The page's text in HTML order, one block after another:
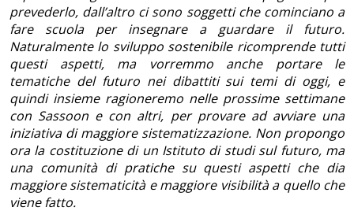
prevederlo, dall’altro ci sono soggetti che cominciano a
fare scuola per insegnare a guardare il futuro.
Naturalmente lo sviluppo sostenibile ricomprende tutti
questi aspetti, ma vorremmo anche portare le
tematiche del futuro nei dibattiti sui temi di oggi, e
quindi insieme ragioneremo nelle prossime settimane
con Sassoon e con altri, per provare ad avviare una
iniziativa di maggiore sistematizzazione. Non propongo
ora la costituzione di un Istituto di studi sul futuro, ma
una comunità di pratiche su questi aspetti che dia
maggiore sistematicità e maggiore visibilità a quello che
viene fatto.